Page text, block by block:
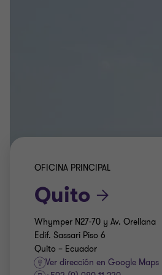
OFICINA PRINCIPAL
Quito
Whymper N27-70 y Av. Orellana
Edif. Sassari Piso 6
Quito – Ecuador
Ver dirección en Google Maps